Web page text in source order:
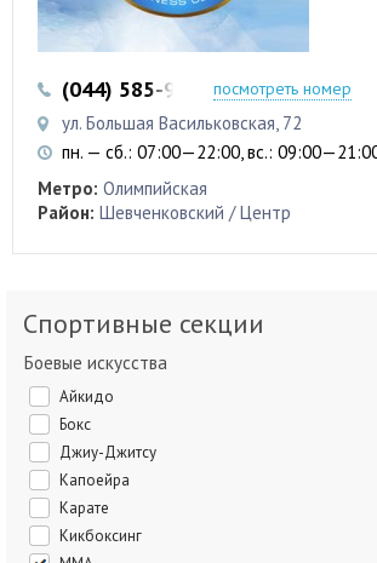
(044) 585-97-43посмотреть номер
ул. Большая Васильковская, 72
пн. — сб.: 07:00—22:00, вс.:
Метро: Олимпийская
Район: Шевченковский / Центр
Спортивные секции
Боевые искусства
Айкидо
Бокс
Джиу-Джитсу
Капоейра
Карате
Кикбоксинг